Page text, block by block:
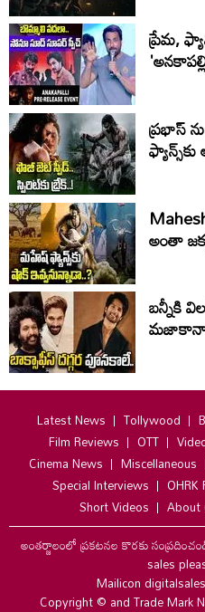
ప్రేమ,
ప్రభాస్
అంతా
బన్నీకి
Latest News Tollywood
Film Reviews
OTT
Cinema News
Miscellaneous
Special Interviews
Short Videos
About
అంతర్జాలంలో ప్రకటనల కొరకు
sales
Mailicon
Copyright © and Trade Mark